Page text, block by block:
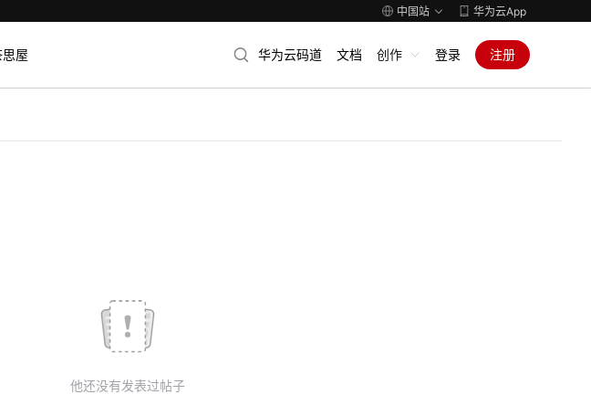
中国站 华为云App
思屋 华为云码道 文档 创作 登录 注册
他还没有发表过帖子